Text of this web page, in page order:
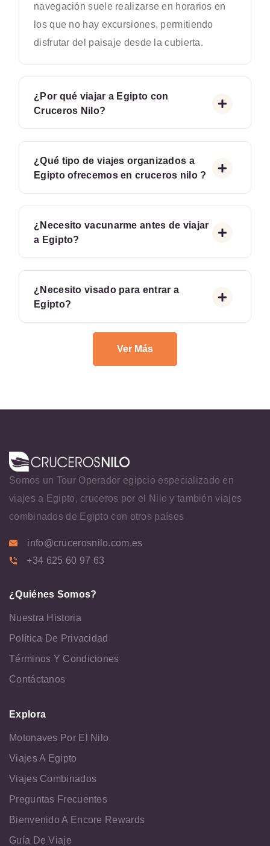
navegación suele realizarse en horarios en
los que no hay excursiones, permitiendo
disfrutar del paisaje desde la cubierta.
¿Por qué viajar a Egipto con
Cruceros Nilo?
¿Qué tipo de viajes organizados a
Egipto ofrecemos en cruceros nilo ?
¿Necesito vacunarme antes de viajar
a Egipto?
¿Necesito visado para entrar a
Egipto?
Ver Más
Somos un Tour Operador egipcio especializado en
viajes a Egipto, cruceros por el Nilo y también viajes
combinados de Egipto con otros países
info@crucerosnilo.com.es
+34 625 60 97 63
¿Quiénes Somos?
Nuestra Historia
Política De Privacidad
Términos Y Condiciones
Contáctanos
Explora
Motonaves Por El Nilo
Viajes A Egipto
Viajes Combinados
Preguntas Frecuentes
Bienvenido A Encore Rewards
Guía De Viaje